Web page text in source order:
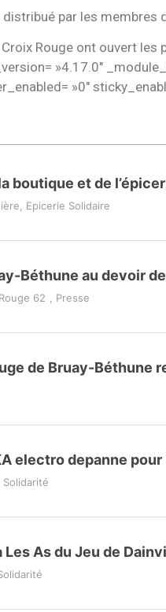
distribué par les membres
Rouge ont ouvert
»4.17.0″
»0″
boutique et de
Epicerie Solidaire
Béthune au devoir
62 Presse
de Bruay-Béthune
electro depanne
Solidarité
As du Jeu de